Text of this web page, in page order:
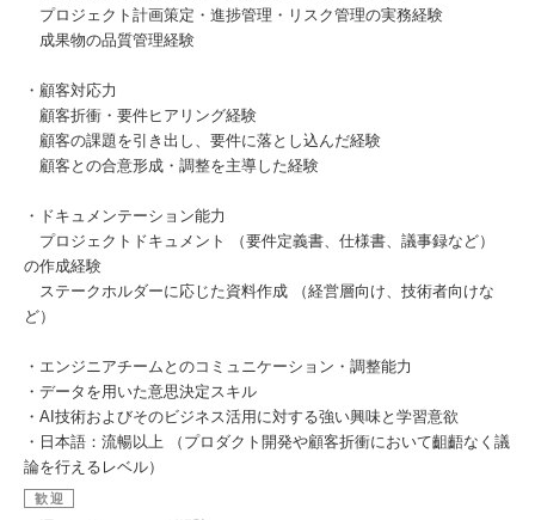
プロジェクト計画策定・進捗管理・リスク管理の実務経験
成果物の品質管理経験
・顧客対応力
顧客折衝・要件ヒアリング経験
顧客の課題を引き出し、要件に落とし込んだ経験
顧客との合意形成・調整を主導した経験
・ドキュメンテーション能力
プロジェクトドキュメント （要件定義書、仕様書、議事録など）
の作成経験
ステークホルダーに応じた資料作成 （経営層向け、技術者向けな
ど）
・エンジニアチームとのコミュニケーション・調整能力
・データを用いた意思決定スキル
・AI技術およびそのビジネス活用に対する強い興味と学習意欲
・日本語：流暢以上 （プロダクト開発や顧客折衝において齟齬なく議
論を行えるレベル）
歓迎